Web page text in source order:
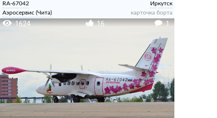
RA-67042
Аэросервис (Чита)
Иркутск
карточка борта
1624 16 1